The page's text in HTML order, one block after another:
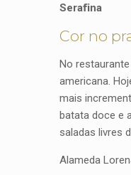
Seraﬁna
Cor no
No
americana.
mais
batata doce e
saladas livres
Alameda